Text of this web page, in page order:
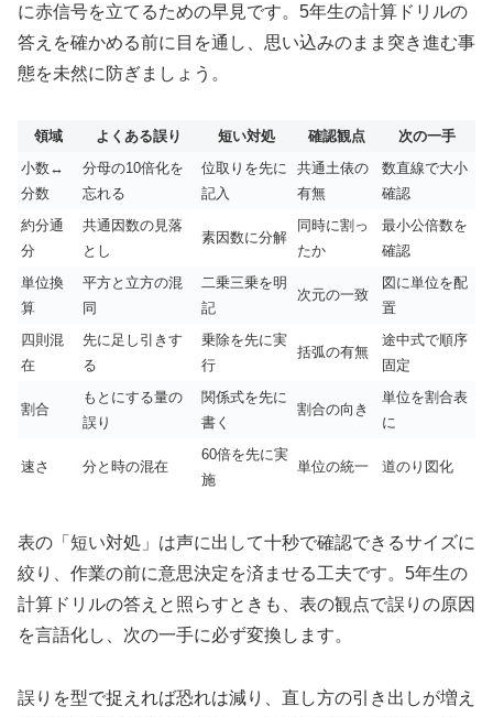
に赤信号を立てるための早見です。5年生の計算ドリルの
答えを確かめる前に目を通し、思い込みのまま突き進む事
態を未然に防ぎましょう。
領域 よくある誤り 短い対処 確認観点
次の一手
小数↔
分数
分母の10倍化を
忘れる
位取りを先に
記入
共通土俵の
有無
数直線で大小
確認
約分通
分
共通因数の見落
とし
素因数に分解
同時に割っ
たか
最小公倍数を
確認
単位換
算
平方と立方の混
同
二乗三乗を明
記
次元の一致
図に単位を配
置
四則混
在
先に足し引きす
る
乗除を先に実
行
括弧の有無
途中式で順序
固定
割合
もとにする量の
誤り
関係式を先に
書く
割合の向き
単位を割合表
に
速さ 分と時の混在
60倍を先に実
施
単位の統一 道のり図化
表の「短い対処」は声に出して十秒で確認できるサイズに
絞り、作業の前に意思決定を済ませる工夫です。5年生の
計算ドリルの答えと照らすときも、表の観点で誤りの原因
を言語化し、次の一手に必ず変換します。
誤りを型で捉えれば恐れは減り、直し方の引き出しが増え